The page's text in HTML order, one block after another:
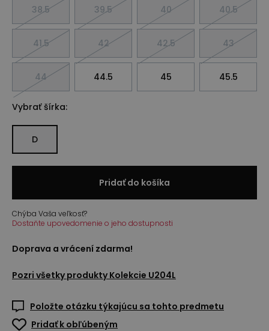
38.5 39.5 40 40.5
41.5 42 42.5 43
44 44.5 45 45.5
Vybrať šírka:
D
Pridať do košíka
Chýba Vaša veľkosť?
Dostaňte upovedomenie o jeho dostupnosti
Doprava a vrácení zdarma!
Pozri všetky produkty Kolekcie U204L
Položte otázku týkajúcu sa tohto predmetu
Pridať k obľúbeným